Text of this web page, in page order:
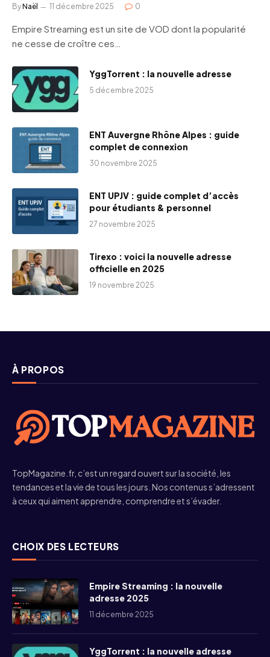
ByNaël 11 décembre 2025 0
Empire Streaming est un site de VOD dont la popularité
ne cesse de croître ces…
YggTorrent : la nouvelle adresse
5 décembre 2025
ENT Auvergne Rhône Alpes : guide
complet de connexion
30 novembre 2025
ENT UPJV : guide complet d’accès
pour étudiants & personnel
27 novembre 2025
Tirexo : voici la nouvelle adresse
officielle en 2025
19 novembre 2025
À PROPOS
TopMagazine.fr, c’est un regard ouvert sur la société, les
tendances et la vie de tous les jours. Nos contenus s’adressent
à ceux qui aiment apprendre, comprendre et s’évader.
CHOIX DES LECTEURS
Empire Streaming : la nouvelle
adresse 2025
11 décembre 2025
YggTorrent : la nouvelle adresse